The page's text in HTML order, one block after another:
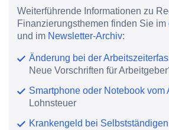
Weiterführende Informationen zu
Finanzierungsthemen finden Sie im
und im Newsletter-Archiv:
Änderung bei der
Neue Vorschriften für
Smartphone oder Notebook vom
Lohnsteuer
Krankengeld bei Selbstständigen